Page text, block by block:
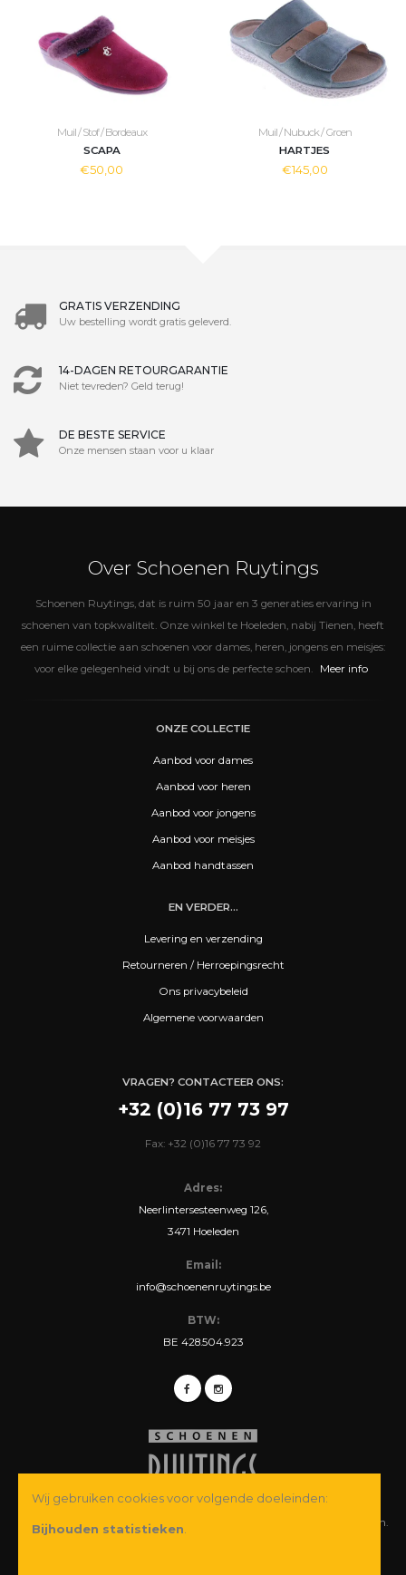
Muil / Stof / Bordeaux
SCAPA
€50,00
Muil / Nubuck / Groen
HARTJES
€145,00
GRATIS VERZENDING
Uw bestelling wordt gratis geleverd.
14-DAGEN RETOURGARANTIE
Niet tevreden? Geld terug!
DE BESTE SERVICE
Onze mensen staan voor u klaar
Over Schoenen Ruytings
Schoenen Ruytings, dat is ruim 50 jaar en 3 generaties ervaring in
schoenen van topkwaliteit. Onze winkel te Hoeleden, nabij Tienen, heeft
een ruime collectie aan schoenen voor dames, heren, jongens en meisjes:
voor elke gelegenheid vindt u bij ons de perfecte schoen.
Meer info
ONZE COLLECTIE
Aanbod voor dames
Aanbod voor heren
Aanbod voor jongens
Aanbod voor meisjes
Aanbod handtassen
EN VERDER...
Levering en verzending
Retourneren / Herroepingsrecht
Ons privacybeleid
Algemene voorwaarden
VRAGEN? CONTACTEER ONS:
+32 (0)16 77 73 97
Fax: +32 (0)16 77 73 92
Adres:
Neerlintersesteenweg 126,
3471 Hoeleden
Email:
info@schoenenruytings.be
BTW:
BE 428.504.923
© Copyright 2026 Schoenen Ruytings BVBA. Alle rechten voorbehouden.
Wij gebruiken cookies voor volgende doeleinden:
Bijhouden statistieken